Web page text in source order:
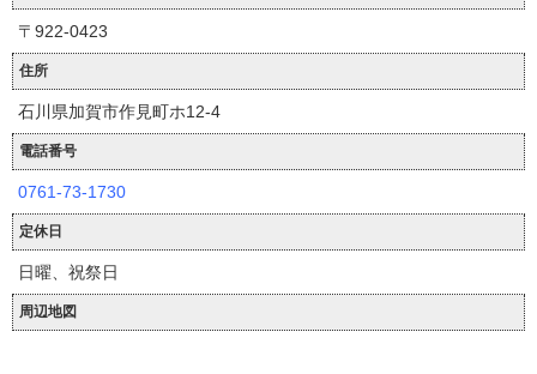
〒922-0423
住所
石川県加賀市作見町ホ12-4
電話番号
0761-73-1730
定休日
日曜、祝祭日
周辺地図